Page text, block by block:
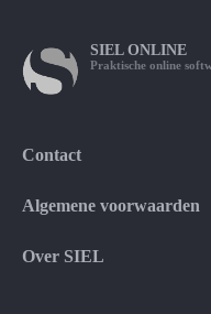
SIEL ONLINE
Praktische online
Contact
Algemene voorwaarden
Over SIEL